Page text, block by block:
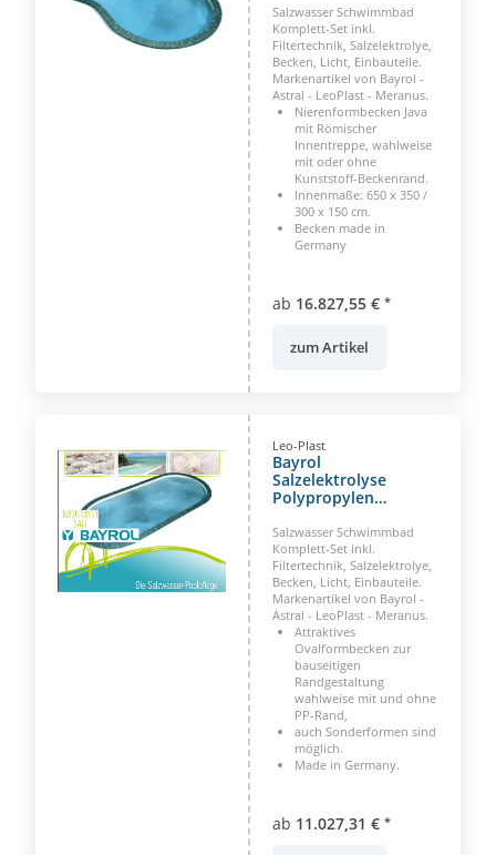
Java 650 x 350 / 300 x
150 cm
Salzwasser Schwimmbad
Komplett-Set inkl.
Filtertechnik, Salzelektrolye,
Becken, Licht, Einbauteile.
Markenartikel von Bayrol -
Astral - LeoPlast - Meranus.
Nierenformbecken Java
mit Römischer
Innentreppe, wahlweise
mit oder ohne
Kunststoff-Beckenrand.
Innenmaße: 650 x 350 /
300 x 150 cm.
Becken made in
Germany
ab 16.827,55 € *
zum Artikel
Leo-Plast
Bayrol
Salzelektrolyse
Polypropylen
Mauritius
Salzwasser Schwimmbad
Komplett-Set inkl.
Filtertechnik, Salzelektrolye,
Becken, Licht, Einbauteile.
Markenartikel von Bayrol -
Astral - LeoPlast - Meranus.
Attraktives
Ovalformbecken zur
bauseitigen
Randgestaltung
wahlweise mit und ohne
PP-Rand,
auch Sonderformen sind
möglich.
Made in Germany.
ab 11.027,31 € *